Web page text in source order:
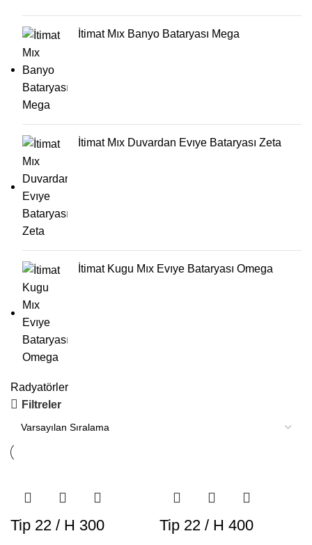
İtimat Mıx Banyo Bataryası Mega
İtimat Mıx Duvardan Evıye Bataryası Zeta
İtimat Kugu Mıx Evıye Bataryası Omega
Radyatörler
Filtreler
Tip 22 / H 300 Tip 22 / H 400